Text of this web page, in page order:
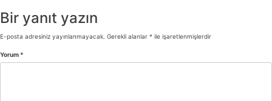
Bir yanıt yazın
E-posta adresiniz yayınlanmayacak. Gerekli alanlar * ile işaretlenmişlerdir
Yorum *